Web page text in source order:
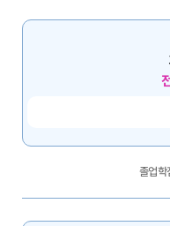
졸업학